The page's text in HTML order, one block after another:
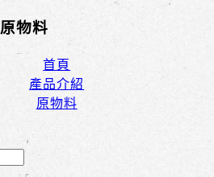
原物料
首頁
產品介紹
原物料